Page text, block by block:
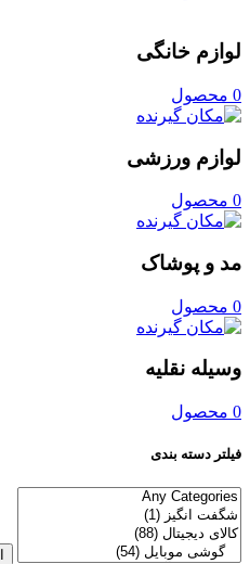
لوازم خانگی
0 محصول
لوازم ورزشی
0 محصول
مد و پوشاک
0 محصول
وسیله نقلیه
0 محصول
فیلتر دسته بندی